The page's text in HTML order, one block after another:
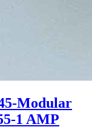
Modular
1 AMP